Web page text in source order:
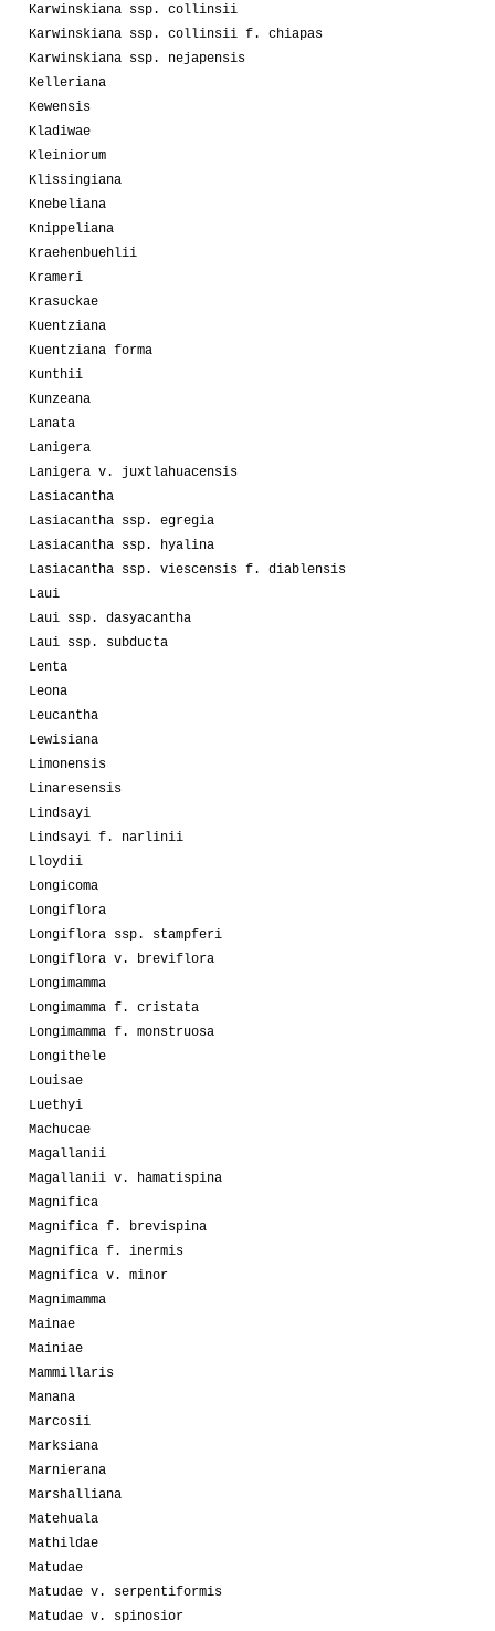
Karwinskiana ssp. collinsii
Karwinskiana ssp. collinsii f. chiapas
Karwinskiana ssp. nejapensis
Kelleriana
Kewensis
Kladiwae
Kleiniorum
Klissingiana
Knebeliana
Knippeliana
Kraehenbuehlii
Krameri
Krasuckae
Kuentziana
Kuentziana forma
Kunthii
Kunzeana
Lanata
Lanigera
Lanigera v. juxtlahuacensis
Lasiacantha
Lasiacantha ssp. egregia
Lasiacantha ssp. hyalina
Lasiacantha ssp. viescensis f. diablensis
Laui
Laui ssp. dasyacantha
Laui ssp. subducta
Lenta
Leona
Leucantha
Lewisiana
Limonensis
Linaresensis
Lindsayi
Lindsayi f. narlinii
Lloydii
Longicoma
Longiflora
Longiflora ssp. stampferi
Longiflora v. breviflora
Longimamma
Longimamma f. cristata
Longimamma f. monstruosa
Longithele
Louisae
Luethyi
Machucae
Magallanii
Magallanii v. hamatispina
Magnifica
Magnifica f. brevispina
Magnifica f. inermis
Magnifica v. minor
Magnimamma
Mainae
Mainiae
Mammillaris
Manana
Marcosii
Marksiana
Marnierana
Marshalliana
Matehuala
Mathildae
Matudae
Matudae v. serpentiformis
Matudae v. spinosior